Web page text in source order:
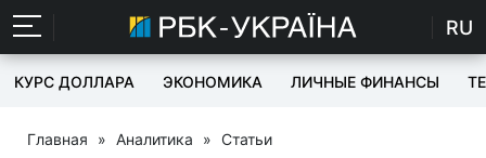
RU
КУРС ДОЛЛАРА ЭКОНОМИКА ЛИЧНЫЕ ФИНАНСЫ
Главная » Аналитика » Статьи